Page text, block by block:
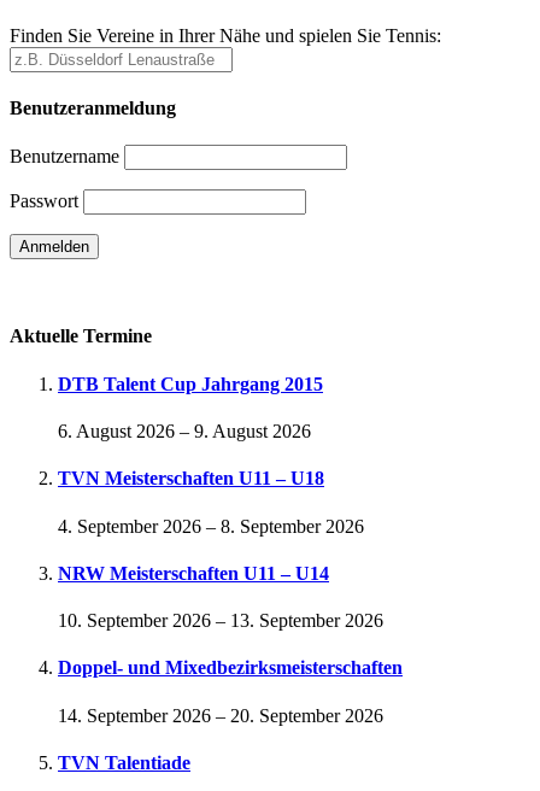
Finden Sie Vereine in Ihrer Nähe und spielen Sie Tennis:
Benutzeranmeldung
Benutzername
Passwort
Aktuelle Termine
DTB Talent Cup Jahrgang 2015
6. August 2026 – 9. August 2026
TVN Meisterschaften U11 – U18
4. September 2026 – 8. September 2026
NRW Meisterschaften U11 – U14
10. September 2026 – 13. September 2026
Doppel- und Mixedbezirksmeisterschaften
14. September 2026 – 20. September 2026
TVN Talentiade